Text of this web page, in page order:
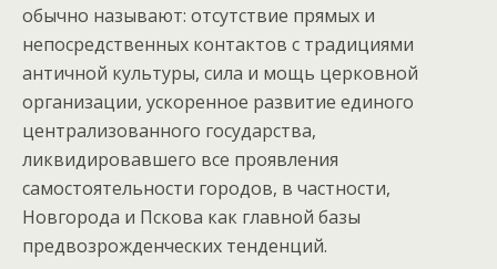
обычно называют: отсутствие прямых и
непосредственных контактов с традициями
античной культуры, сила и мощь церковной
организации, ускоренное развитие единого
централизованного государства,
ликвидировавшего все проявления
самостоятельности городов, в частности,
Новгорода и Пскова как главной базы
предвозрожденческих тенденций.